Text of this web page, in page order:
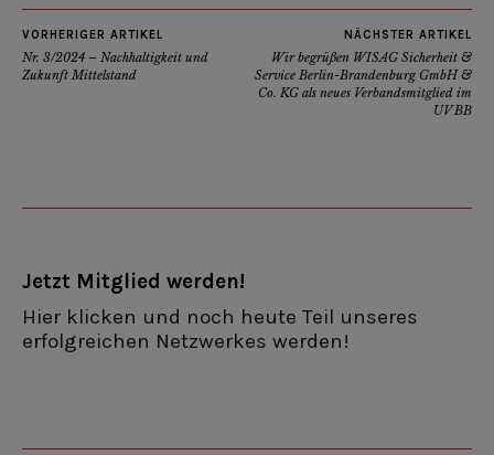
VORHERIGER ARTIKEL
Nr. 3/2024 – Nachhaltigkeit und
Zukunft Mittelstand
NÄCHSTER ARTIKEL
Wir begrüßen WISAG Sicherheit &
Service Berlin-Brandenburg GmbH &
Co. KG als neues Verbandsmitglied im
UV BB
Jetzt Mitglied werden!
Hier klicken und noch heute Teil unseres
erfolgreichen Netzwerkes werden!